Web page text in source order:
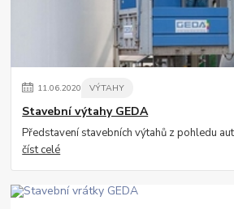
11.06.2020 VÝTAHY
Stavební výtahy GEDA
Představení stavebních výtahů z pohledu
číst celé